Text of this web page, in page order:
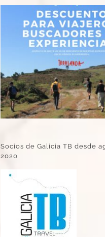
Socios de Galicia TB desde
2020